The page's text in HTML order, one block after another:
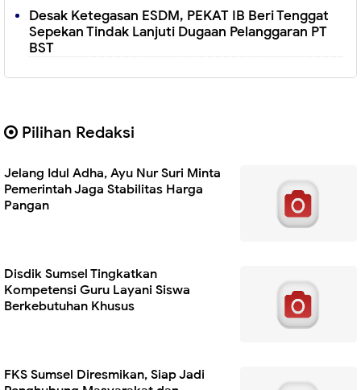
Desak Ketegasan ESDM, PEKAT IB Beri Tenggat
Sepekan Tindak Lanjuti Dugaan Pelanggaran PT
BST
Pilihan Redaksi
Jelang Idul Adha, Ayu Nur Suri Minta
Pemerintah Jaga Stabilitas Harga
Pangan
Disdik Sumsel Tingkatkan
Kompetensi Guru Layani Siswa
Berkebutuhan Khusus
FKS Sumsel Diresmikan, Siap Jadi